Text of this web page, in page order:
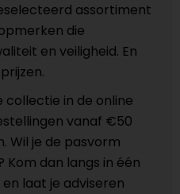
assortiment
die
en veiligheid. En
collectie in de online
vanaf €50
Wil je de pasvorm
dan langs in één
laat je adviseren